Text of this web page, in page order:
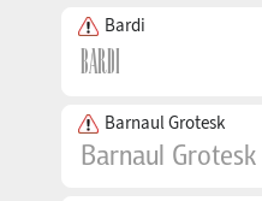
Bardi
Barnaul Grotesk